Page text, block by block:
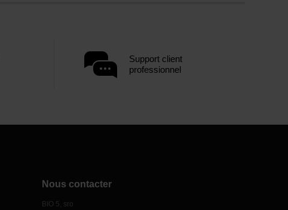
Support client
professionnel
Nous contacter
BIO 5, sro